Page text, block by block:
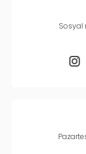
Sosyal